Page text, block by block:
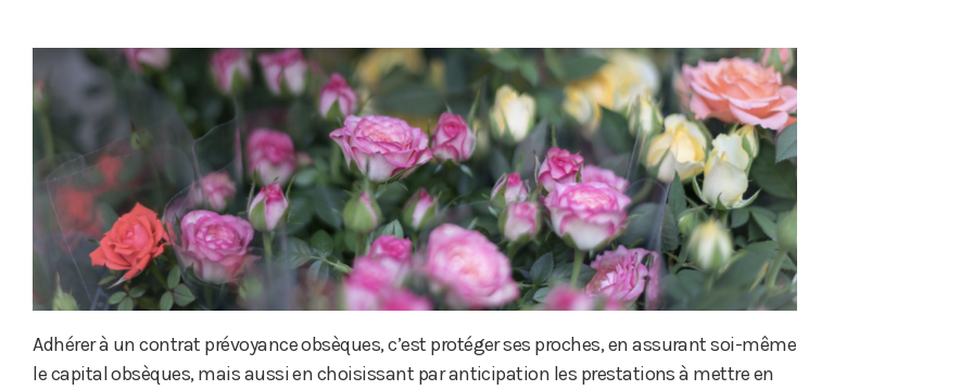
Adhérer à un contrat prévoyance obsèques, c’est protéger ses proches, en assurant soi-même
le capital obsèques, mais aussi en choisissant par anticipation les prestations à mettre en